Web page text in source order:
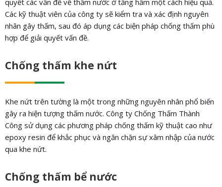
quyết các vấn đề về thấm nước ở tầng hầm một cách hiệu quả.
Các kỹ thuật viên của công ty sẽ kiểm tra và xác định nguyên
nhân gây thấm, sau đó áp dụng các biện pháp chống thấm phù
hợp để giải quyết vấn đề.
Chống thấm khe nứt
Khe nứt trên tường là một trong những nguyên nhân phổ biến
gây ra hiện tượng thấm nước. Công ty Chống Thấm Thành
Công sử dụng các phương pháp chống thấm kỹ thuật cao như
epoxy resin để khắc phục và ngăn chặn sự xâm nhập của nước
qua khe nứt.
Chống thấm bể nước